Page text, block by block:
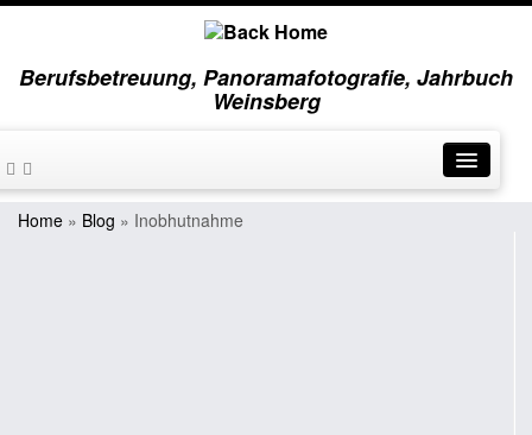
Berufsbetreuung, Panoramafotografie, Jahrbuch
Weinsberg
Home » Blog » Inobhutnahme